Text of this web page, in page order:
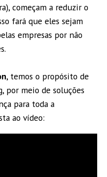
começam a reduzir o
fará que eles sejam
empresas por não
, temos o propósito de
por meio de soluções
para toda a
ao vídeo: